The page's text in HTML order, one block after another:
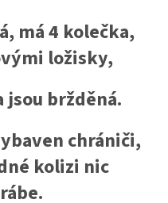
má 4 kolečka,
ložisky,
jsou bržděná.
chrániči,
kolizi nic